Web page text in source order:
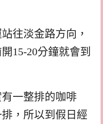
往淡金路方向，
15-20分鐘就會到
一整排的咖啡
，所以到假日經